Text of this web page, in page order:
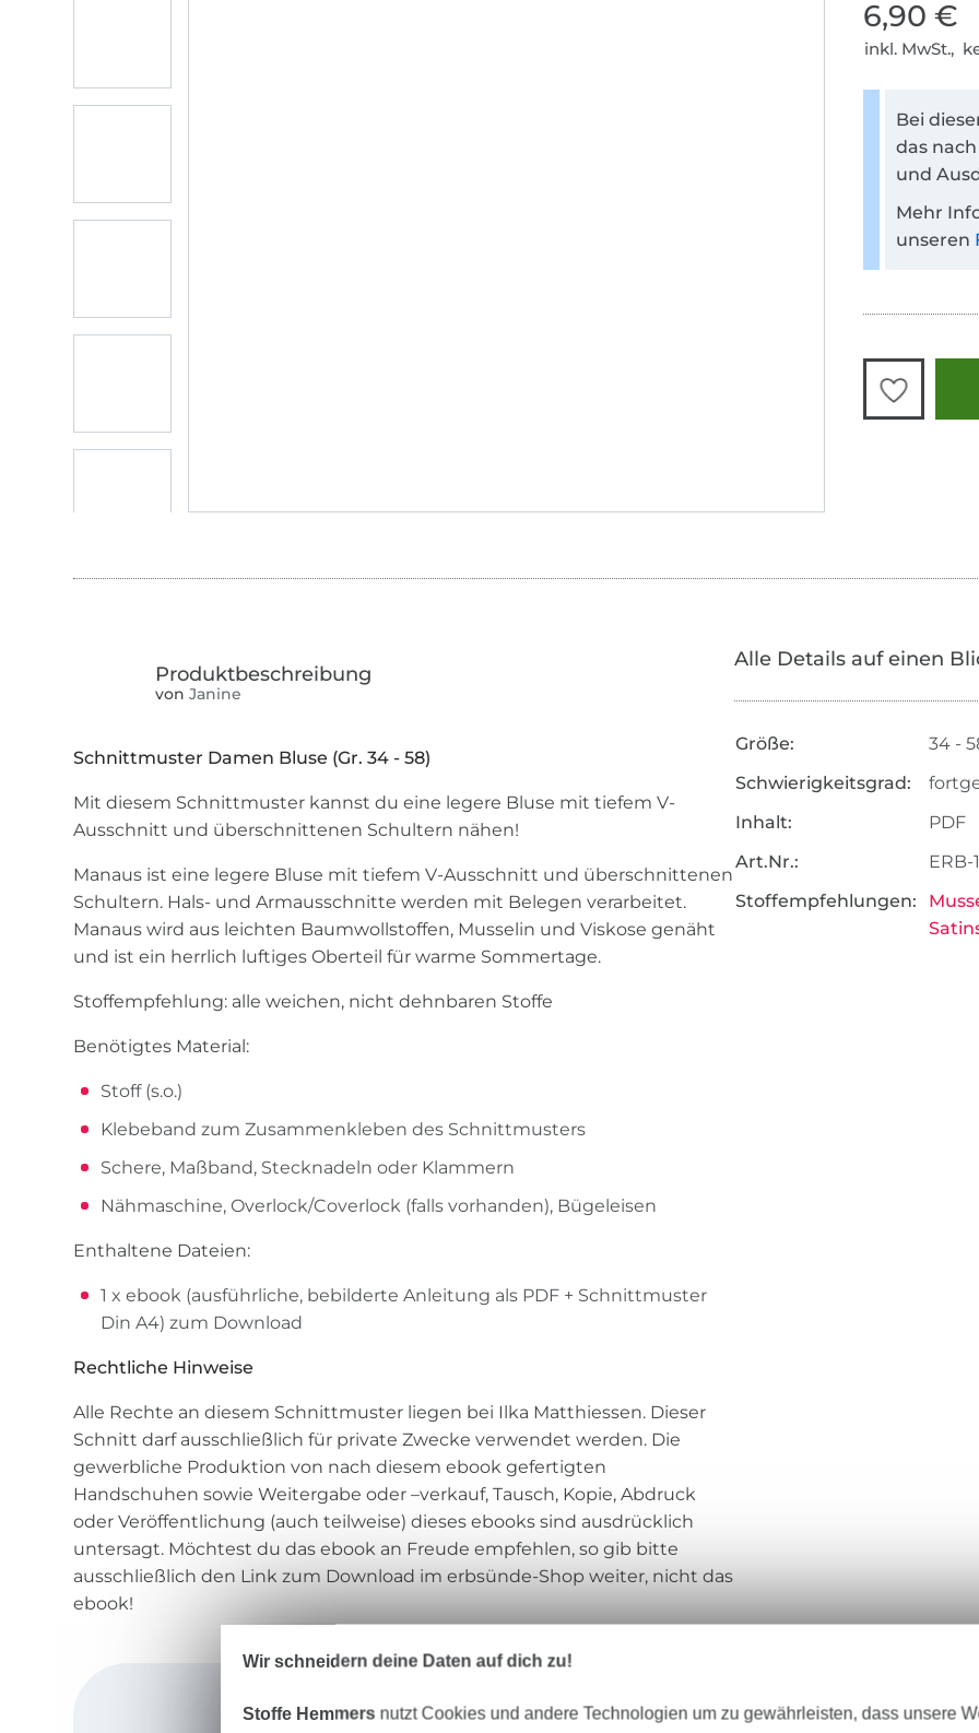
6,90 €
inkl. MwSt.,
Bei
das
und
Mehr
unseren
von Janine
Schnittmuster Damen Bluse (Gr. 34 - 58)
Mit diesem Schnittmuster kannst du eine legere Bluse mit tiefem V-
Ausschnitt und überschnittenen Schultern nähen!
Manaus ist eine legere Bluse mit tiefem V-Ausschnitt und überschnittenen
Schultern. Hals- und Armausschnitte werden mit Belegen verarbeitet.
Manaus wird aus leichten Baumwollstoffen, Musselin und Viskose genäht
und ist ein herrlich luftiges Oberteil für warme Sommertage.
Stoffempfehlung: alle weichen, nicht dehnbaren Stoffe
Benötigtes Material:
Stoff (s.o.)
Klebeband zum Zusammenkleben des Schnittmusters
Schere, Maßband, Stecknadeln oder Klammern
Nähmaschine, Overlock/Coverlock (falls vorhanden), Bügeleisen
Enthaltene Dateien:
1 x ebook (ausführliche, bebilderte Anleitung als PDF + Schnittmuster
Din A4) zum Download
Rechtliche Hinweise
Alle Rechte an diesem Schnittmuster liegen bei Ilka Matthiessen. Dieser
Schnitt darf ausschließlich für private Zwecke verwendet werden. Die
gewerbliche Produktion von nach diesem ebook gefertigten
Handschuhen sowie Weitergabe oder –verkauf, Tausch, Kopie, Abdruck
oder Veröffentlichung (auch teilweise) dieses ebooks sind ausdrücklich
untersagt. Möchtest du das ebook an Freude empfehlen, so gib bitte
ausschließlich den Link zum Download im erbsünde-Shop weiter, nicht das
ebook!
Alle Details auf einen
Größe:
34 -
Schwierigkeitsgrad:
Inhalt:
PDF
Art.Nr.:
ERB-
Stoffempfehlungen:
erbsünde
Wir schneidern deine Daten auf dich zu!
Stoffe Hemmers nutzt Cookies und andere Technologien um zu gewährleisten, dass unsere